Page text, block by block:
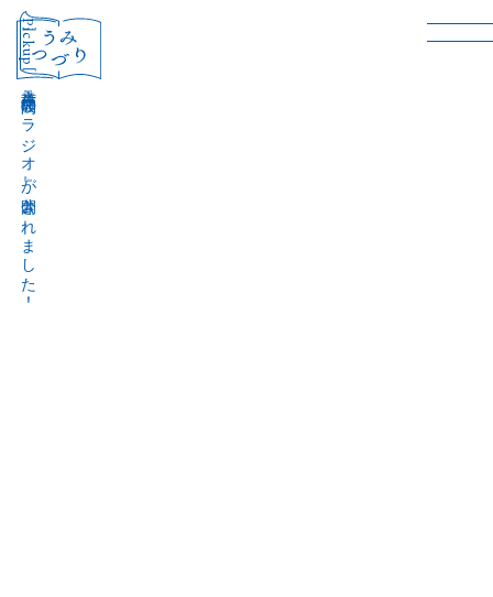
［Pickup］
音声作品『波間のラジオ』が公開されました！